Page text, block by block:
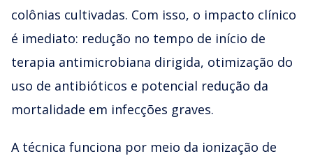
colônias cultivadas. Com isso, o impacto clínico
é imediato: redução no tempo de início de
terapia antimicrobiana dirigida, otimização do
uso de antibióticos e potencial redução da
mortalidade em infecções graves.
A técnica funciona por meio da ionização de